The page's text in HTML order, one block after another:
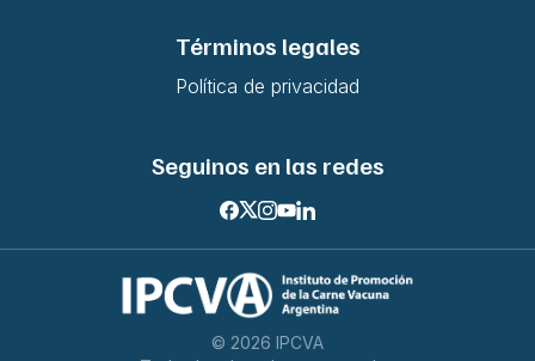
Términos legales
Política de privacidad
Seguinos en las redes
© 2026 IPCVA